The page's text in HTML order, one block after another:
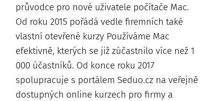
průvodce pro nové uživatele počítače Mac.
Od roku 2015 pořádá vedle firemních také
vlastní otevřené kurzy Používáme Mac
efektivně, kterých se již zúčastnilo více než 1
000 účastníků. Od konce roku 2017
spolupracuje s portálem Seduo.cz na veřejně
dostupných online kurzech pro firmy a